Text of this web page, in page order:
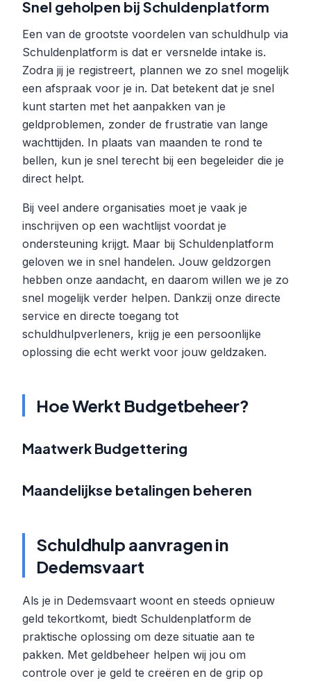
Snel geholpen bij Schuldenplatform
Een van de grootste voordelen van schuldhulp via
Schuldenplatform is dat er versnelde intake is.
Zodra jij je registreert, plannen we zo snel mogelijk
een afspraak voor je in. Dat betekent dat je snel
kunt starten met het aanpakken van je
geldproblemen, zonder de frustratie van lange
wachttijden. In plaats van maanden te rond te
bellen, kun je snel terecht bij een begeleider die je
direct helpt.
Bij veel andere organisaties moet je vaak je
inschrijven op een wachtlijst voordat je
ondersteuning krijgt. Maar bij Schuldenplatform
geloven we in snel handelen. Jouw geldzorgen
hebben onze aandacht, en daarom willen we je zo
snel mogelijk verder helpen. Dankzij onze directe
service en directe toegang tot
schuldhulpverleners, krijg je een persoonlijke
oplossing die echt werkt voor jouw geldzaken.
Hoe Werkt Budgetbeheer?
Maatwerk Budgettering
Maandelijkse betalingen beheren
Schuldhulp aanvragen in
Dedemsvaart
Als je in Dedemsvaart woont en steeds opnieuw
geld tekortkomt, biedt Schuldenplatform de
praktische oplossing om deze situatie aan te
pakken. Met geldbeheer helpen wij jou om
controle over je geld te creëren en de grip op